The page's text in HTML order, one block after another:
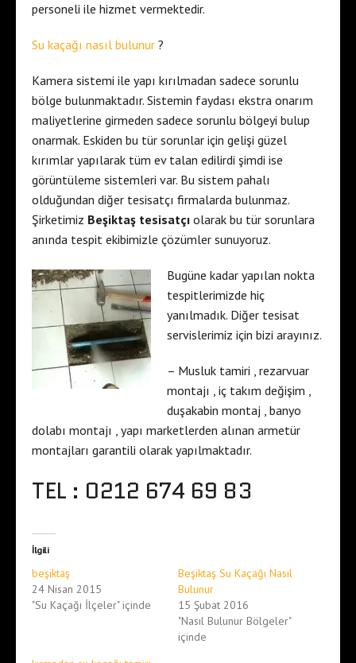
personeli ile hizmet vermektedir.
Su kaçağı nasıl bulunur ?
Kamera sistemi ile yapı kırılmadan sadece sorunlu
bölge bulunmaktadır. Sistemin faydası ekstra onarım
maliyetlerine girmeden sadece sorunlu bölgeyi bulup
onarmak. Eskiden bu tür sorunlar için gelişi güzel
kırımlar yapılarak tüm ev talan edilirdi şimdi ise
görüntüleme sistemleri var. Bu sistem pahalı
olduğundan diğer tesisatçı firmalarda bulunmaz.
Şirketimiz Beşiktaş tesisatçı olarak bu tür sorunlara
anında tespit ekibimizle çözümler sunuyoruz.
Bugüne kadar yapılan nokta
tespitlerimizde hiç
yanılmadık. Diğer tesisat
servislerimiz için bizi arayınız.
– Musluk tamiri , rezarvuar
montajı , iç takım değişim ,
duşakabin montaj , banyo
dolabı montajı , yapı marketlerden alınan armetür
montajları garantili olarak yapılmaktadır.
TEL : 0212 674 69 83
İlgili
beşiktaş
24 Nisan 2015
"Su Kaçağı İlçeler" içinde
Beşiktaş Su Kaçağı Nasıl
Bulunur
15 Şubat 2016
"Nasıl Bulunur Bölgeler"
içinde